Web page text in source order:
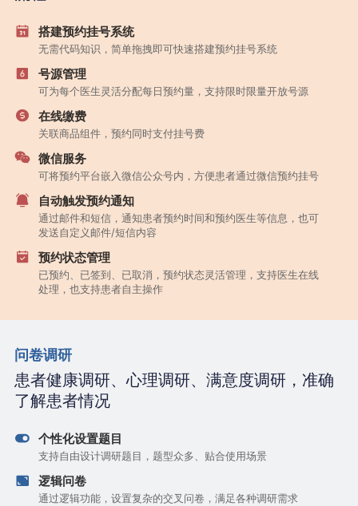
搭建预约挂号系统
无需代码知识，简单拖拽即可快速搭建预约挂号系统
号源管理
可为每个医生灵活分配每日预约量，支持限时限量开放号源
在线缴费
关联商品组件，预约同时支付挂号费
微信服务
可将预约平台嵌入微信公众号内，方便患者通过微信预约挂号
自动触发预约通知
通过邮件和短信，通知患者预约时间和预约医生等信息，也可
发送自定义邮件/短信内容
预约状态管理
已预约、已签到、已取消，预约状态灵活管理，支持医生在线
处理，也支持患者自主操作
问卷调研
患者健康调研、心理调研、满意度调研，准确
了解患者情况
个性化设置题目
支持自由设计调研题目，题型众多、贴合使用场景
逻辑问卷
通过逻辑功能，设置复杂的交叉问卷，满足各种调研需求